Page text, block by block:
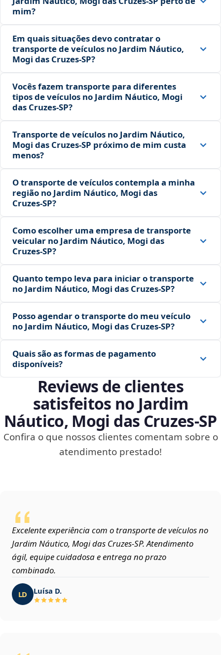
mim?
Em quais situações devo contratar o
transporte de veículos no Jardim Náutico,
Mogi das Cruzes‑SP?
Vocês fazem transporte para diferentes
tipos de veículos no Jardim Náutico, Mogi
das Cruzes‑SP?
Transporte de veículos no Jardim Náutico,
Mogi das Cruzes‑SP próximo de mim custa
menos?
O transporte de veículos contempla a minha
região no Jardim Náutico, Mogi das
Cruzes‑SP?
Como escolher uma empresa de transporte
veicular no Jardim Náutico, Mogi das
Cruzes‑SP?
Quanto tempo leva para iniciar o transporte
no Jardim Náutico, Mogi das Cruzes‑SP?
Posso agendar o transporte do meu veículo
no Jardim Náutico, Mogi das Cruzes‑SP?
Quais são as formas de pagamento
disponíveis?
Reviews de clientes
satisfeitos no Jardim
Náutico, Mogi das Cruzes‑SP
Confira o que nossos clientes comentam sobre o
atendimento prestado!
Excelente experiência com o transporte de veículos no
Jardim Náutico, Mogi das Cruzes‑SP. Atendimento
ágil, equipe cuidadosa e entrega no prazo
combinado.
LD Luísa D.